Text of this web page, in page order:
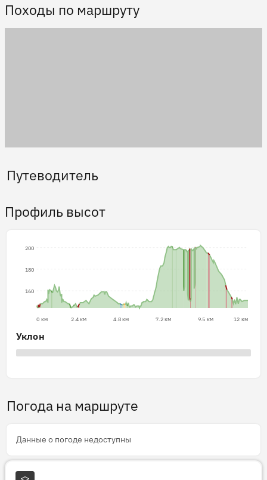
Походы по маршруту
Путеводитель
Профиль высот
160
180
200
0 км 2.4 км 4.8 км 7.2 км 9.5 км 12 км
Уклон
Погода на маршруте
Данные о погоде недоступны